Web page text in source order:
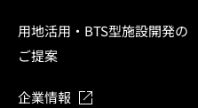
用地活用・BTS型施設開発の
ご提案
企業情報